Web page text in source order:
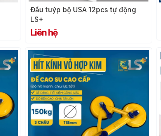
Đầu tuýp bộ USA 12pcs tự động
LS+
Liên hệ